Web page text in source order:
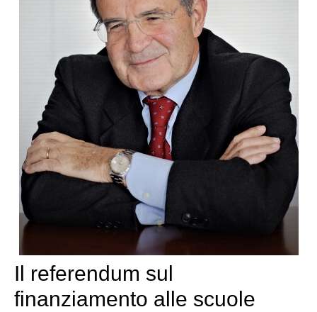
Il referendum sul
finanziamento alle scuole